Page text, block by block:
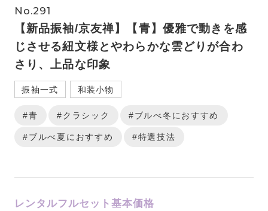
No.291
【新品振袖/京友禅】【青】優雅で動きを感
じさせる紐文様とやわらかな雲どりが合わ
さり、上品な印象
振袖一式 和装小物
#青 #クラシック #ブルべ冬におすすめ
#ブルべ夏におすすめ #特選技法
レンタルフルセット基本価格